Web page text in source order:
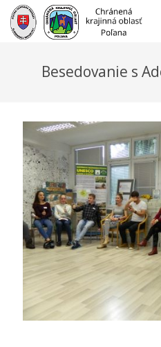
Prejsť
obsah
Besedovanie s